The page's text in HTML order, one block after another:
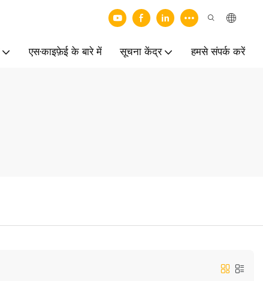
एस·काइफ़ेई के बारे में सूचना केंद्र हमसे संपर्क करें